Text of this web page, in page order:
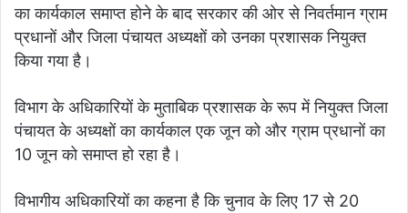
का कार्यकाल समाप्त होने के बाद सरकार की ओर से निवर्तमान ग्राम
प्रधानों और जिला पंचायत अध्यक्षों को उनका प्रशासक नियुक्त
किया गया है।
विभाग के अधिकारियों के मुताबिक प्रशासक के रूप में नियुक्त जिला
पंचायत के अध्यक्षों का कार्यकाल एक जून को और ग्राम प्रधानों का
10 जून को समाप्त हो रहा है।
विभागीय अधिकारियों का कहना है कि चुनाव के लिए 17 से 20